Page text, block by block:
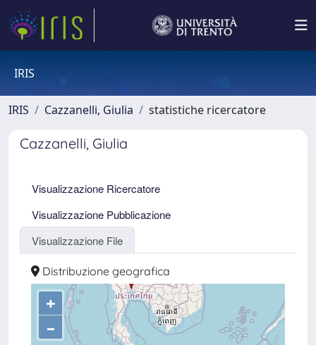
IRIS
IRIS Cazzanelli, Giulia statistiche ricercatore
Cazzanelli, Giulia
Visualizzazione Ricercatore
Visualizzazione Pubblicazione
Visualizzazione File
Distribuzione geografica
+
–